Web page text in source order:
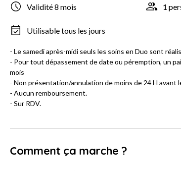
Validité 8 mois 1
Utilisable tous les jours
- Le samedi après-midi seuls les soins en Duo sont
- Pour tout dépassement de date ou péremption, un
mois
- Non présentation/annulation de moins de 24 H avant
- Aucun remboursement.
- Sur RDV.
Comment ça marche ?